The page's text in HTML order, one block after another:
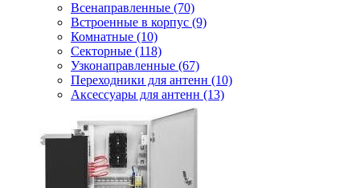
Всенаправленные (70)
Встроенные в корпус (9)
Комнатные (10)
Секторные (118)
Узконаправленные (67)
Переходники для антенн (10)
Аксессуары для антенн (13)